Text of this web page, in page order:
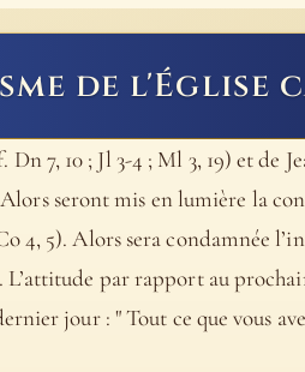
de l'Église
7, 10 ; Jl 3-4 ; Ml 3, 19) et de
seront mis en lumière la
Co 4, 5). Alors sera
L’attitude par rapport au
jour : " Tout ce que vous